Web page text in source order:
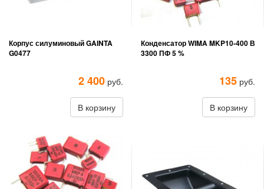
Корпус силуминовый GAINTA
G0477
2 400 руб.
В корзину
Конденсатор WIMA MKP10-400 В
3300 ПФ 5 %
135 руб.
В корзину